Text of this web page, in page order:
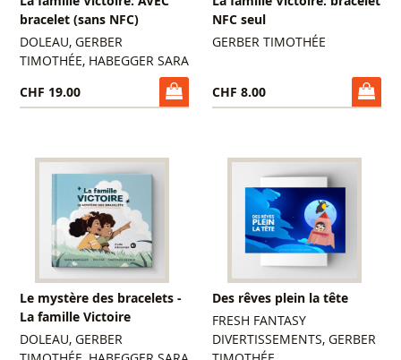
bracelet (sans NFC)
DOLEAU, GERBER
TIMOTHÉE, HABEGGER SARA
CHF 19.00
NFC seul
GERBER TIMOTHÉE
CHF 8.00
Le mystère des bracelets -
La famille Victoire
DOLEAU, GERBER
Des rêves plein la tête
FRESH FANTASY
DIVERTISSEMENTS, GERBER